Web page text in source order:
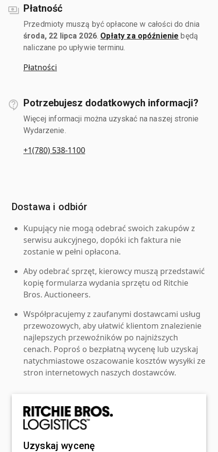
Płatność
Przedmioty muszą być opłacone w całości do dnia
środa, 22 lipca 2026 Opłaty za opóźnienie będą
naliczane po upływie terminu.
Płatności
Potrzebujesz dodatkowych informacji?
Więcej informacji można uzyskać na naszej stronie
Wydarzenie.
+1(780) 538-1100
Dostawa i odbiór
Kupujący nie mogą odebrać swoich zakupów z
serwisu aukcyjnego, dopóki ich faktura nie
zostanie w pełni opłacona.
Aby odebrać sprzęt, kierowcy muszą przedstawić
kopię formularza wydania sprzętu od Ritchie
Bros. Auctioneers.
Współpracujemy z zaufanymi dostawcami usług
przewozowych, aby ułatwić klientom znalezienie
najlepszych przewoźników po najniższych
cenach. Poproś o bezpłatną wycenę lub uzyskaj
natychmiastowe oszacowanie kosztów wysyłki ze
stron internetowych naszych dostawców.
Uzyskaj wycenę